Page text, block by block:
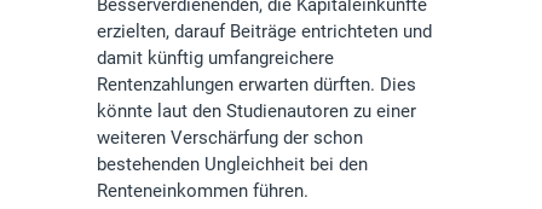
erzielten, darauf Beiträge entrichteten und
damit künftig umfangreichere
Rentenzahlungen erwarten dürften. Dies
könnte laut den Studienautoren zu einer
weiteren Verschärfung der schon
bestehenden Ungleichheit bei den
Renteneinkommen führen.